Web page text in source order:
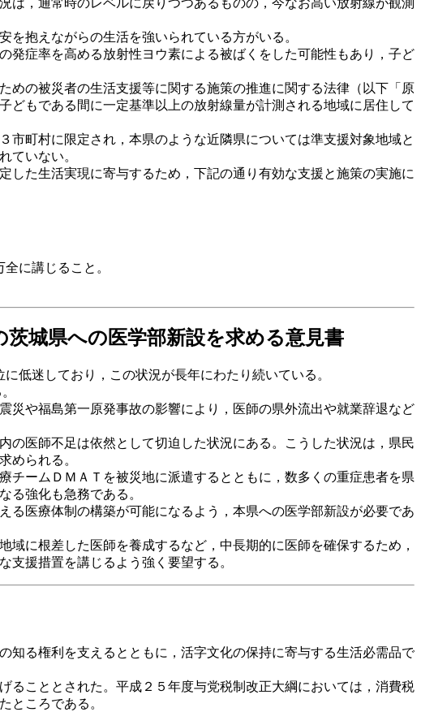
，通常時のレベルに戻りつつあるものの，今なお高い放射線が観測
抱えながらの生活を強いられている方がいる。
症率を高める放射性ヨウ素による被ばくをした可能性もあり，子ど
の被災者の生活支援等に関する施策の推進に関する法律（以下「原
もである間に一定基準以上の放射線量が計測される地域に居住して
町村に限定され，本県のような近隣県については準支援対象地域と
ていない。
た生活実現に寄与するため，下記の通り有効な支援と施策の実施に
に講じること。
城県への医学部新設を求める意見書
低迷しており，この状況が長年にわたり続いている。
や福島第一原発事故の影響により，医師の県外流出や就業辞退など
医師不足は依然として切迫した状況にある。こうした状況は，県民
められる。
ームＤＭＡＴを被災地に派遣するとともに，数多くの重症患者を県
る強化も急務である。
医療体制の構築が可能になるよう，本県への医学部新設が必要であ
に根差した医師を養成するなど，中長期的に医師を確保するため，
援措置を講じるよう強く要望する。
る権利を支えるとともに，活字文化の保持に寄与する生活必需品で
こととされた。平成２５年度与党税制改正大綱においては，消費税
ところである。